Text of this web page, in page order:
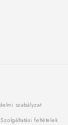
szabályzat
Szolgáltatási feltételek